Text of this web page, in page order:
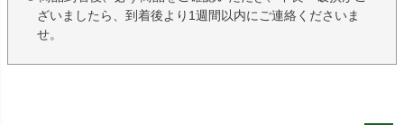
ざいましたら、到着後より1週間以内にご連絡くださいま
せ。